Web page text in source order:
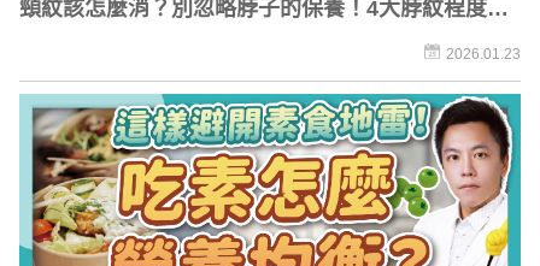
頸紋該怎麼消？別忽略脖子的保養！4大脖紋程度分
2026.01.23